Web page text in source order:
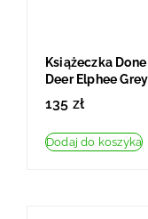
Książeczka
Deer Elphee Grey
135 zł
Dodaj do koszyka